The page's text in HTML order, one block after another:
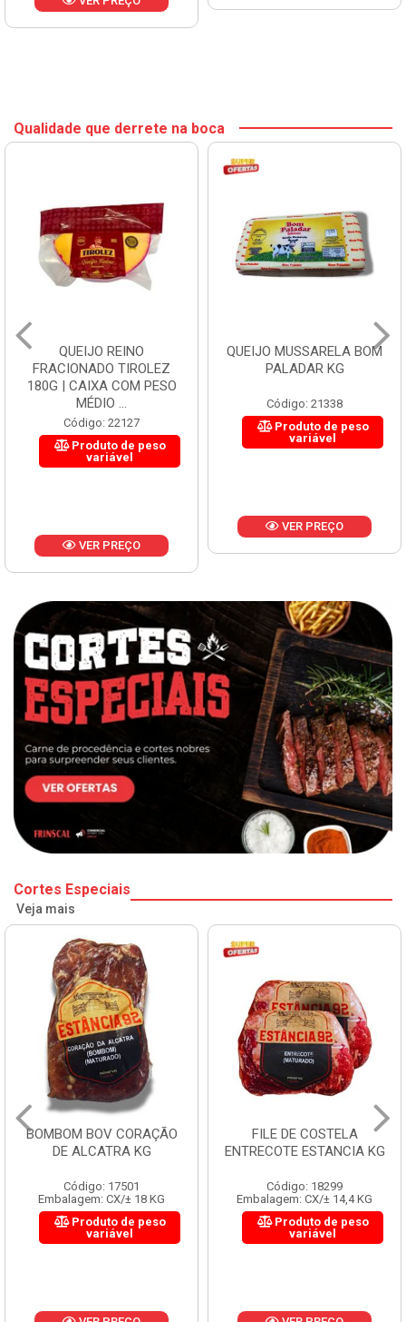
Qualidade que derrete na boca
QUEIJO REINO
FRACIONADO TIROLEZ
180G | CAIXA COM PESO
MÉDIO ...
Código: 22127
Produto de peso
variável
VER PREÇO
QUEIJO MUSSARELA BOM
PALADAR KG
Código: 21338
Produto de peso
variável
VER PREÇO
Cortes Especiais
Veja mais
BOMBOM BOV CORAÇÃO
DE ALCATRA KG
Código: 17501
Embalagem: CX/± 18 KG
Produto de peso
variável
FILE DE COSTELA
ENTRECOTE ESTANCIA KG
Código: 18299
Embalagem: CX/± 14,4 KG
Produto de peso
variável